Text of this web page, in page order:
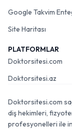
Google Takvim
Site Haritası
PLATFORMLAR
Doktorsitesi.com
Doktorsitesi.az
Doktorsitesi.com
diş hekimleri,
profesyonelleri ile